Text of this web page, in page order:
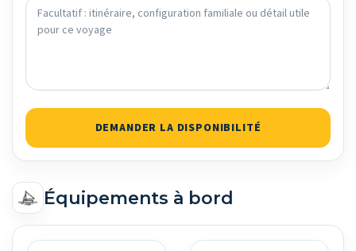
DEMANDER LA DISPONIBILITÉ
Équipements à bord